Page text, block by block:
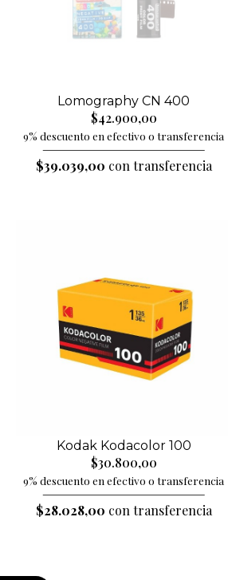
Lomography CN 400
$42.900,00
9% descuento en efectivo o transferencia
$39.039,00 con transferencia
Kodak Kodacolor 100
$30.800,00
9% descuento en efectivo o transferencia
$28.028,00 con transferencia